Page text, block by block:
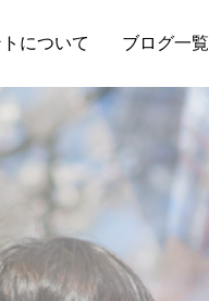
について ブログ一覧